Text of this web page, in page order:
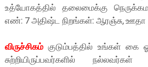
உத்யோகத்தில் தலைமைக்கு
எண்: 7 அதிஷ்ட நிறங்கள்: ஆரஞ்சு, ஊதா
விருச்சிகம்குடும்பத்தில் உங்கள் கை
சுற்றியிருப்பவர்களில்